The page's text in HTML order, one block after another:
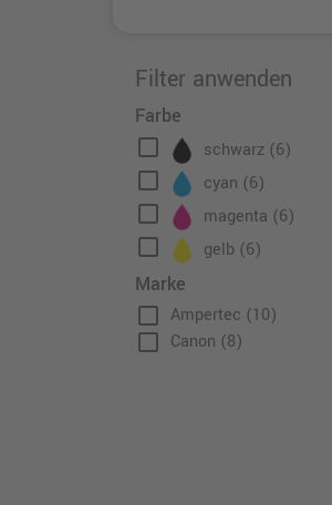
Filter anwenden
Farbe
check_box_outline_blank schwarz (6)
check_box_outline_blank cyan (6)
check_box_outline_blank magenta (6)
check_box_outline_blank gelb (6)
Marke
check_box_outline_blank Ampertec (10)
check_box_outline_blank Canon (8)